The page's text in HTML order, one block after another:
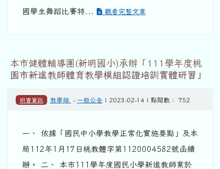
國學生舞蹈比賽特...
觀看完整文章
本市健體輔導團(新明國小)承辦「111學年度桃
園市新進教師體育教學模組認證培訓實體研習」
研習資訊 教學組 - 一般公告 | 2023-02-14 | 點閱數： 752
一、 依據「國民中小學教學正常化實施要點」及本
局112年1月17日桃教體字第1120004582號函續
辦。 二、 本市111學年度國民小學新進教師業於